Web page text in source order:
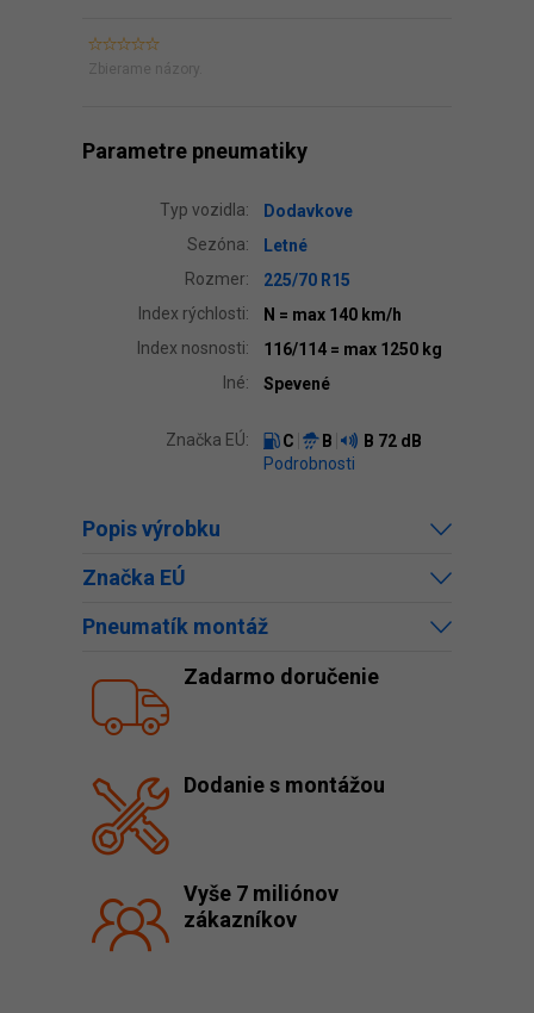
Zbierame názory.
Parametre pneumatiky
Typ vozidla:
Dodavkove
Sezóna:
Letné
Rozmer:
225/70 R15
Index rýchlosti:
N = max 140 km/h
Index nosnosti:
116/114 = max 1250 kg
Iné:
Spevené
Značka EÚ: C B B 72 dB
Podrobnosti
Popis výrobku
Značka EÚ
Pneumatík montáž
Zadarmo doručenie
Dodanie s montážou
Vyše 7 miliónov
zákazníkov